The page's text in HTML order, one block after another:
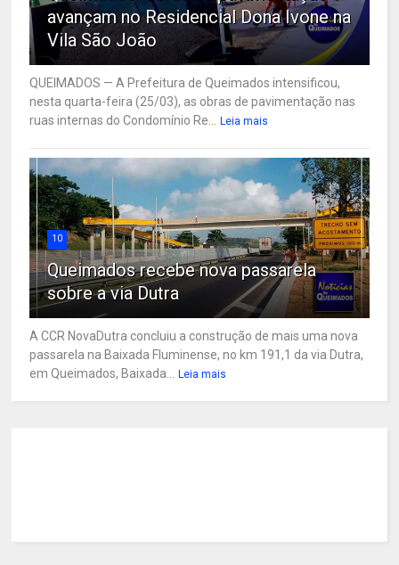
avançam no Residencial Dona Ivone na
Vila São João
QUEIMADOS — A Prefeitura de Queimados intensificou,
nesta quarta-feira (25/03), as obras de pavimentação nas
ruas internas do Condomínio Re...
Leia mais
10
Queimados recebe nova passarela
sobre a via Dutra
A CCR NovaDutra concluiu a construção de mais uma nova
passarela na Baixada Fluminense, no km 191,1 da via Dutra,
em Queimados, Baixada...
Leia mais